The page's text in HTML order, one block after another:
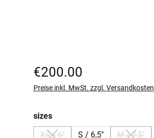
Regulärer Preis:
€200.00
Preise inkl. MwSt. zzgl. Versandkosten
sizesauswählen
XS / 6''
S / 6,5'' M / 7,5''